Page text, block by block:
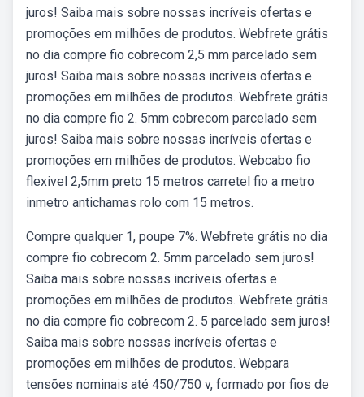
juros! Saiba mais sobre nossas incríveis ofertas e
promoções em milhões de produtos. Webfrete grátis
no dia compre fio cobrecom 2,5 mm parcelado sem
juros! Saiba mais sobre nossas incríveis ofertas e
promoções em milhões de produtos. Webfrete grátis
no dia compre fio 2. 5mm cobrecom parcelado sem
juros! Saiba mais sobre nossas incríveis ofertas e
promoções em milhões de produtos. Webcabo fio
flexivel 2,5mm preto 15 metros carretel fio a metro
inmetro antichamas rolo com 15 metros.
Compre qualquer 1, poupe 7%. Webfrete grátis no dia
compre fio cobrecom 2. 5mm parcelado sem juros!
Saiba mais sobre nossas incríveis ofertas e
promoções em milhões de produtos. Webfrete grátis
no dia compre fio cobrecom 2. 5 parcelado sem juros!
Saiba mais sobre nossas incríveis ofertas e
promoções em milhões de produtos. Webpara
tensões nominais até 450/750 v, formado por fios de